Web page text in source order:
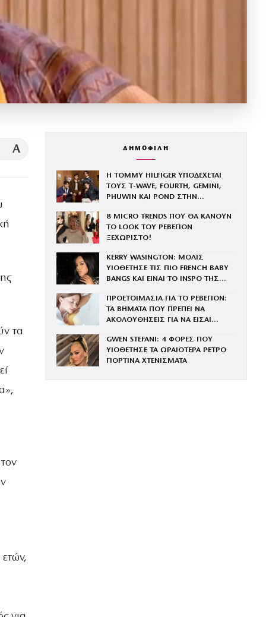
A
τα
ΔΗΜΟΦΙΛΗ
Η TOMMY HILFIGER ΥΠΟΔΕΧΕΤΑΙ
ΤΟΥΣ Τ-WAVE, FOURTH, GEMINI,
PHUWIN ΚΑΙ POND ΣΤΗΝ
8 MICRO TRENDS ΠΟΥ ΘΑ ΚΑΝΟΥΝ
ΤΟ LOOK ΤΟΥ ΡΕΒΕΓΙΟΝ
ΞΕΧΩΡΙΣΤΟ!
KERRY WASINGTON: ΜΟΛΙΣ
ΥΙΟΘΕΤΗΣΕ ΤΙΣ ΠΙΟ FRENCH BABY
BANGS ΚΑΙ ΕΙΝΑΙ ΤΟ INSPO ΤΗΣ
ΠΡΟΕΤΟΙΜΑΣΙΑ ΓΙΑ ΤΟ ΡΕΒΕΓΙΟΝ:
ΤΑ ΒΗΜΑΤΑ ΠΟΥ ΠΡΕΠΕΙ ΝΑ
ΑΚΟΛΟΥΘΗΣΕΙΣ ΓΙΑ ΝΑ ΕΙΣΑΙ
ΒΡΑΔΙΑ ΤΟΥ ΧΡΟΝΟΥ
GWEN STEFANI: 4 ΦΟΡΕΣ ΠΟΥ
ΥΙΟΘΕΤΗΣΕ ΤΑ ΩΡΑΙΟΤΕΡΑ ΡΕΤΡΟ
ΓΙΟΡΤΙΝΑ ΧΤΕΝΙΣΜΑΤΑ